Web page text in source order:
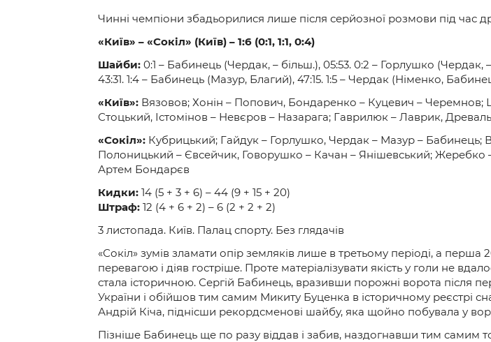
Чинні чемпіони збадьорилися лише після серйозної розмови під час
«Київ» – «Сокіл» (Київ) – 1:6 (0:1, 1:1, 0:4)
Шайби: 0:1 – Бабинець (Чердак, – більш.), 05:53. 0:2 – Горлушко (Чердак,
43:31. 1:4 – Бабинець (Мазур, Благий), 47:15. 1:5 – Чердак (Німенко,
«Київ»: Вязовов; Хонін – Попович, Бондаренко – Куцевич –
Стоцький, Істомінов – Невєров – Назарага; Гаврилюк – Лаврик,
«Сокіл»: Кубрицький; Гайдук – Горлушко, Чердак – Мазур – Бабинець;
Полоницький – Євсейчик, Говорушко – Качан – Янішевський; Жеребко
Артем Бондарєв
Кидки: 14 (5 + 3 + 6) – 44 (9 + 15 + 20)
Штраф: 12 (4 + 6 + 2) – 6 (2 + 2 + 2)
3 листопада. Київ. Палац спорту. Без глядачів
«Сокіл» зумів зламати опір земляків лише в третьому періоді, а
перевагою і діяв гостріше. Проте матеріалізувати якість у голи не
стала історичною. Сергій Бабинець, вразивши порожні ворота після
України і обійшов тим самим Микиту Буценка в історичному реєстрі
Андрій Кіча, піднісши рекордсменові шайбу, яка щойно побувала у
Пізніше Бабинець ще по разу віддав і забив, наздогнавши тим самим